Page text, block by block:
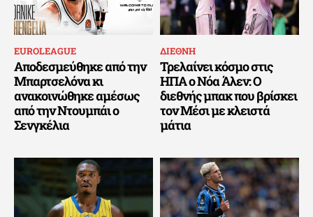
EUROLEAGUE
Αποδεσμεύθηκε από την
Μπαρτσελόνα κι
ανακοινώθηκε αμέσως
από την Ντουμπάι ο
Σενγκέλια
ΔΙΕΘΝΗ
Τρελαίνει κόσμο στις
ΗΠΑ ο Νόα Άλεν: Ο
διεθνής μπακ που βρίσκει
τον Μέσι με κλειστά
μάτια